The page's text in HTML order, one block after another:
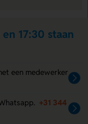
17:30 staan
een medewerker
+31 344